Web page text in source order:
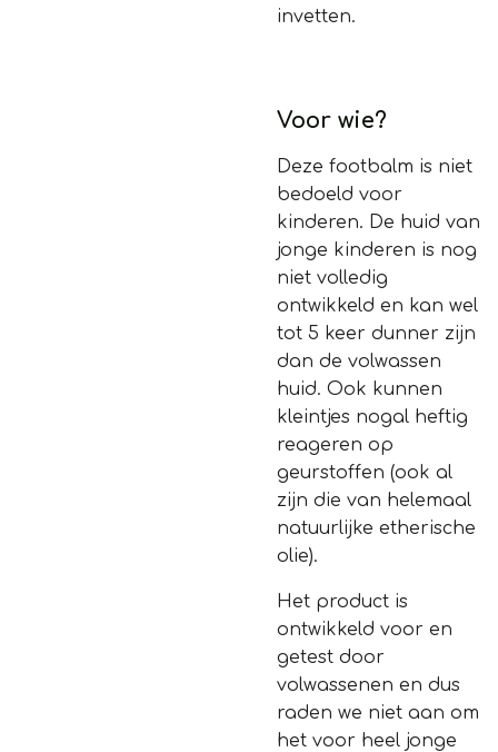
invetten.
Voor wie?
Deze footbalm is niet
bedoeld voor
kinderen. De huid van
jonge kinderen is nog
niet volledig
ontwikkeld en kan wel
tot 5 keer dunner zijn
dan de volwassen
huid. Ook kunnen
kleintjes nogal heftig
reageren op
geurstoffen (ook al
zijn die van helemaal
natuurlijke etherische
olie).
Het product is
ontwikkeld voor en
getest door
volwassenen en dus
raden we niet aan om
het voor heel jonge